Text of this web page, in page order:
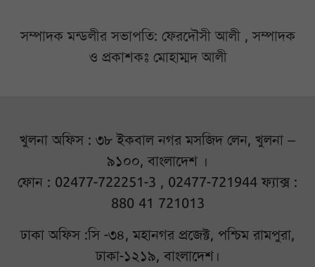
সম্পাদক মন্ডলীর সভাপতি: ফেরদৌসী আলী , সম্পাদক
ও প্রকাশকঃ মোহাম্মদ আলী
খুলনা অফিস : ৩৮ ইকবাল নগর মসজিদ লেন, খুলনা –
৯১০০, বাংলাদেশ ।
ফোন : 02477-722251-3 , 02477-721944 ফ্যাক্স :
880 41 721013
ঢাকা অফিস :সি -৩৪, মহানগর প্রজেক্ট, পশ্চিম রামপুরা,
ঢাকা-১২১৯, বাংলাদেশ।